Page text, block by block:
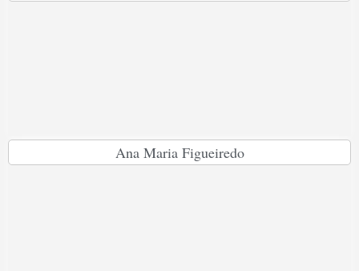
Ana Maria Figueiredo